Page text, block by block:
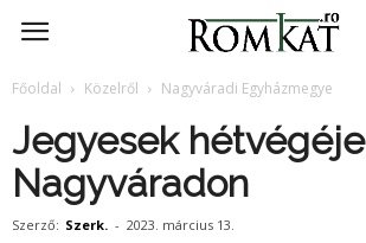
RomKat.ro
Főoldal Közelről Nagyváradi Egyházmegye
Jegyesek hétvégéje
Nagyváradon
Szerző: Szerk. - 2023. március 13.